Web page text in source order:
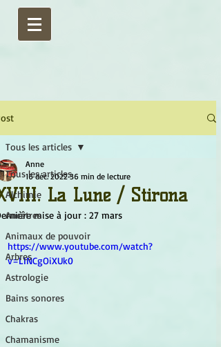
Tous les articles
Alchimie
Ancêtres
Animaux de pouvoir
Arbres
Astrologie
Bains sonores
Chakras
Chamanisme
Tous les articles
La Lune / Stirona
Anne
16 déc. 2022 36 min de lecture
mise à jour : 27 mars
https://www.youtube.com/watch?
v=LINCgOiXUk0